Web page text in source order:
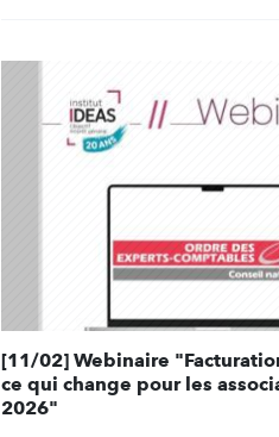
[11/02] Webinaire
ce qui change pour les
2026"